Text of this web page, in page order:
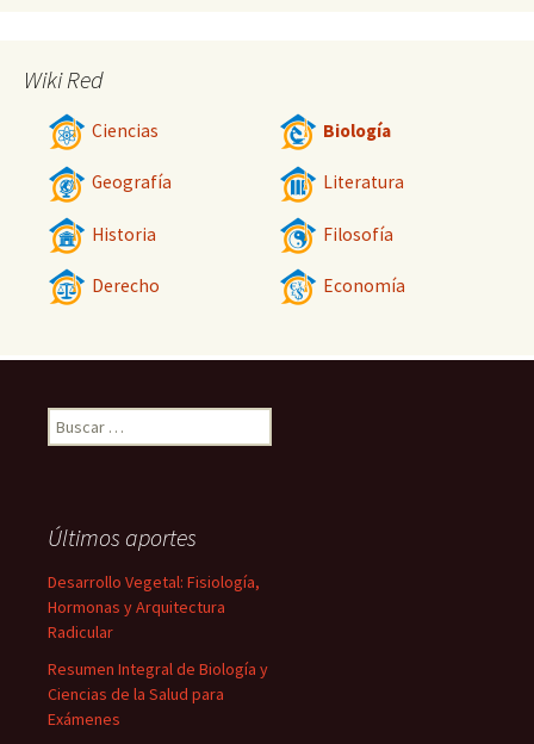
Wiki Red
Ciencias Biología
Geografía Literatura
Historia Filosofía
Derecho Economía
Buscar:
Últimos aportes
Desarrollo Vegetal: Fisiología,
Hormonas y Arquitectura
Radicular
Resumen Integral de Biología y
Ciencias de la Salud para
Exámenes